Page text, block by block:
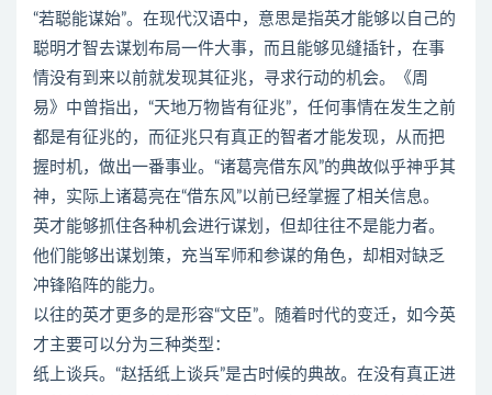
“若聪能谋始”。在现代汉语中，意思是指英才能够以自己的
聪明才智去谋划布局一件大事，而且能够见缝插针，在事
情没有到来以前就发现其征兆，寻求行动的机会。《周
易》中曾指出，“天地万物皆有征兆”，任何事情在发生之前
都是有征兆的，而征兆只有真正的智者才能发现，从而把
握时机，做出一番事业。“诸葛亮借东风”的典故似乎神乎其
神，实际上诸葛亮在“借东风”以前已经掌握了相关信息。
英才能够抓住各种机会进行谋划，但却往往不是能力者。
他们能够出谋划策，充当军师和参谋的角色，却相对缺乏
冲锋陷阵的能力。
以往的英才更多的是形容“文臣”。随着时代的变迁，如今英
才主要可以分为三种类型：
纸上谈兵。“赵括纸上谈兵”是古时候的典故。在没有真正进